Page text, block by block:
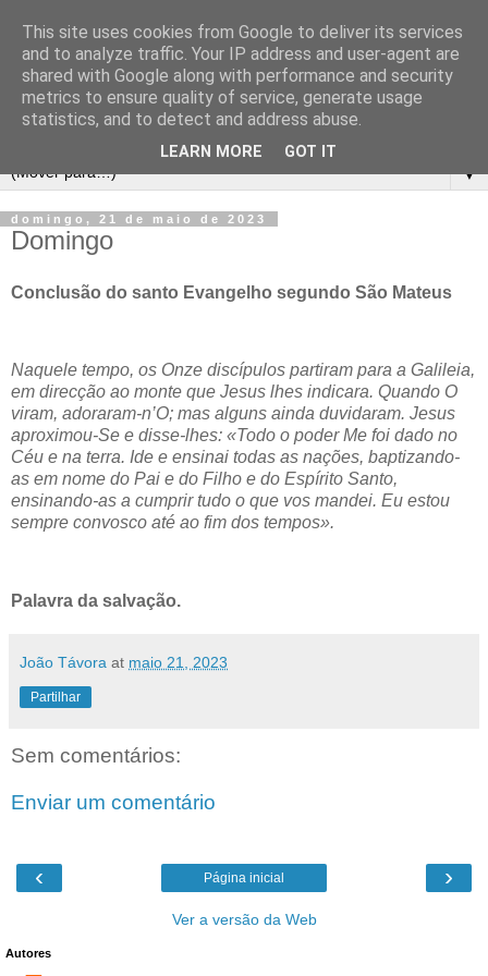
▼
domingo, 21 de maio de 2023
Domingo
Conclusão do santo Evangelho segundo São Mateus
Naquele tempo, os Onze discípulos partiram para a Galileia,
em direcção ao monte que Jesus lhes indicara. Quando O
viram, adoraram-n’O; mas alguns ainda duvidaram. Jesus
aproximou-Se e disse-lhes: «Todo o poder Me foi dado no
Céu e na terra. Ide e ensinai todas as nações, baptizando-
as em nome do Pai e do Filho e do Espírito Santo,
ensinando-as a cumprir tudo o que vos mandei. Eu estou
sempre convosco até ao fim dos tempos».
Palavra da salvação.
João Távora at maio 21, 2023
Partilhar
Sem comentários:
Enviar um comentário
‹ ›
Página inicial
Ver a versão da Web
Autores
This site uses cookies from Google to deliver its services
and to analyze traffic. Your IP address and user-agent are
shared with Google along with performance and security
metrics to ensure quality of service, generate usage
statistics, and to detect and address abuse.
LEARN MORE GOT IT